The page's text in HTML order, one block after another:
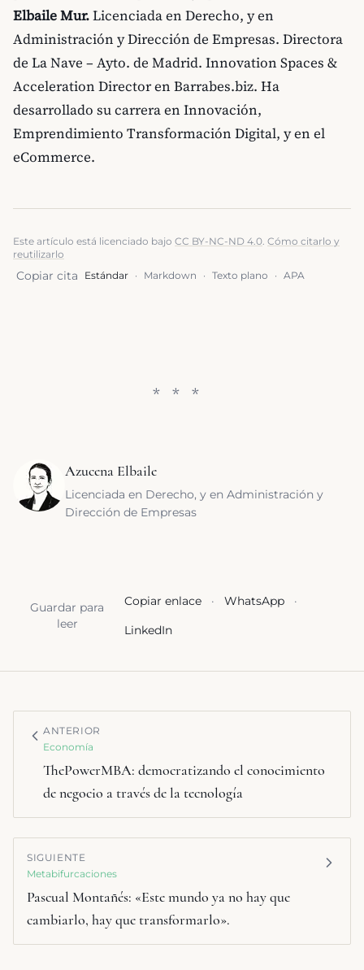
Elbaile Mur.Licenciada en Derecho, y en
Administración y Dirección de Empresas. Directora
de La Nave – Ayto. de Madrid. Innovation Spaces &
Acceleration Director en Barrabes.biz. Ha
desarrollado su carrera en Innovación,
Emprendimiento Transformación Digital, y en el
eCommerce.
Este artículo está licenciado bajo CC BY-NC-ND 4.0 Cómo citarlo y
reutilizarlo
Copiar cita Estándar · Markdown · Texto plano · APA
Azucena Elbaile
Licenciada en Derecho, y en Administración y
Dirección de Empresas
Guardar para
leer
Copiar enlace · WhatsApp
·
LinkedIn
ANTERIOR
Economía
ThePowerMBA: democratizando el conocimiento
de negocio a través de la tecnología
SIGUIENTE
Metabifurcaciones
Pascual Montañés: «Este mundo ya no hay que
cambiarlo, hay que transformarlo».